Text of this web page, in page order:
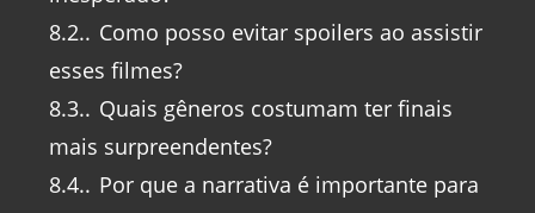
8.2. Como posso evitar spoilers ao assistir
esses filmes?
8.3. Quais gêneros costumam ter finais
mais surpreendentes?
8.4. Por que a narrativa é importante para